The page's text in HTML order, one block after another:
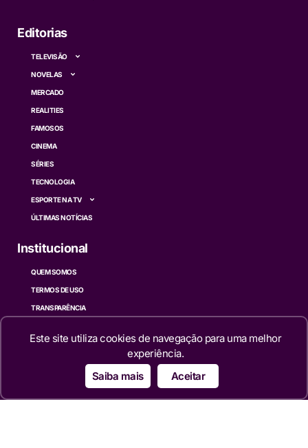
Editorias
TELEVISÃO
NOVELAS
MERCADO
REALITIES
FAMOSOS
CINEMA
SÉRIES
TECNOLOGIA
ESPORTE NA TV
ÚLTIMAS NOTÍCIAS
Institucional
QUEM SOMOS
TERMOS DE USO
TRANSPARÊNCIA
CONTATO
Este site utiliza cookies de navegação para uma melhor
experiência.
Saiba mais
Aceitar